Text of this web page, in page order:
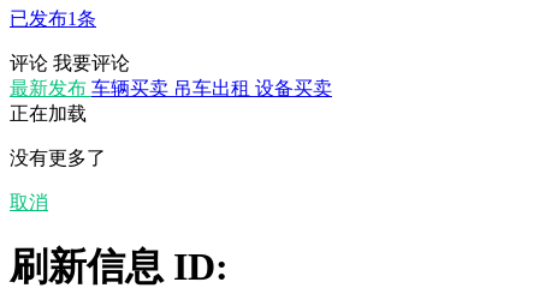
已发布1条
评论 我要评论
最新发布 车辆买卖 吊车出租 设备买卖
正在加载
没有更多了
取消
刷新信息 ID: